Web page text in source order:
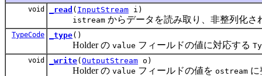
void _read ( InputStream i)
istream からデータを読み取り、非整列化さ
TypeCode _type()
Holder の value フィールドの値に対応する
void _write( OutputStream o)
Holder の value フィールドの値を ostream に